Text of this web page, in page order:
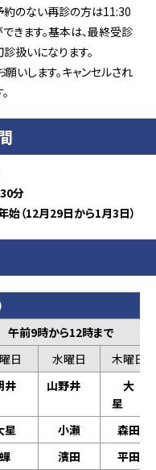
約のない再診の方は11:30
きます。基本は、最終受診
扱いになります。
いします。キャンセルされ
分
（12月29日から1月3日）
午前9時から12時まで
日 水曜日
木曜日
井 山野井
大
星
星 小瀬
森田
蟬 濱田 平田